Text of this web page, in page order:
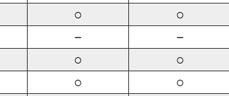
○ ○
－ －
○ ○
○ ○